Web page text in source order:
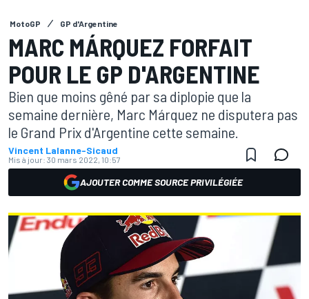
MotoGP GP d'Argentine
MARC MÁRQUEZ FORFAIT
POUR LE GP D'ARGENTINE
Bien que moins gêné par sa diplopie que la
semaine dernière, Marc Márquez ne disputera pas
le Grand Prix d'Argentine cette semaine.
Vincent Lalanne-Sicaud
Mis à jour: 30 mars 2022, 10:57
AJOUTER COMME SOURCE PRIVILÉGIÉE